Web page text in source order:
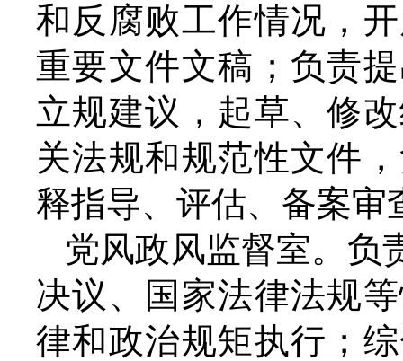
和反腐败工作情况，
重要文件文稿；负责
立规建议，起草、修
关法规和规范性文件
释指导、评估、备案审
党风政风监督室。负
决议、国家法律法规
律和政治规矩执行；